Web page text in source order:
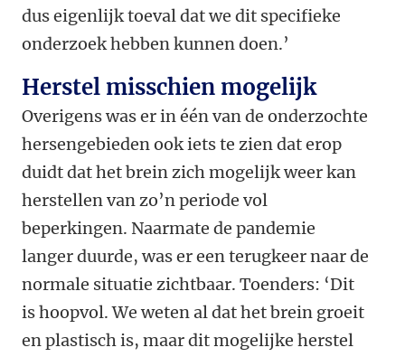
dus eigenlijk toeval dat we dit specifieke
onderzoek hebben kunnen doen.’
Herstel misschien mogelijk
Overigens was er in één van de onderzochte
hersengebieden ook iets te zien dat erop
duidt dat het brein zich mogelijk weer kan
herstellen van zo’n periode vol
beperkingen. Naarmate de pandemie
langer duurde, was er een terugkeer naar de
normale situatie zichtbaar. Toenders: ‘Dit
is hoopvol. We weten al dat het brein groeit
en plastisch is, maar dit mogelijke herstel